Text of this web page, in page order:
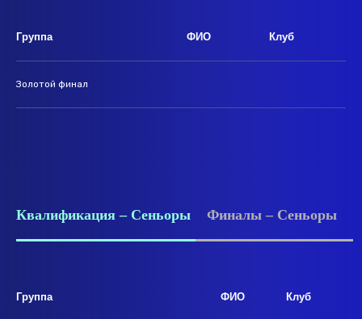
Группа ФИО Клуб
Золотой финал
Квалификация – Сеньоры Финалы – Сеньоры
Группа ФИО Клуб